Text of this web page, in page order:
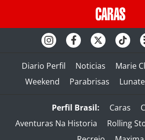
Diario Perfil Noticias Marie
Weekend
Parabrisas
Perfil Brasil: Caras
Aventuras Na Historia
Rolling